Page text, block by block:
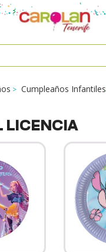
Cumpleaños Infantiles
LICENCIA